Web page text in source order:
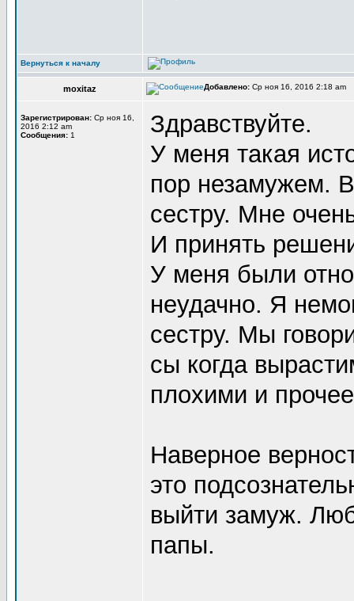
Вернуться к началу
moxitaz Добавлено: Ср ноя 16, 2016 2:18 am
Зарегистрирован: Ср ноя 16,
2016 2:12 am
Сообщения: 1
Здравствуйте.
У меня такая
пор незамужем.
сестру. Мне
И принять
У меня были
неудачно. Я
сестру. Мы
сы когда
плохими и
Наверное
это
выйти замуж.
папы.